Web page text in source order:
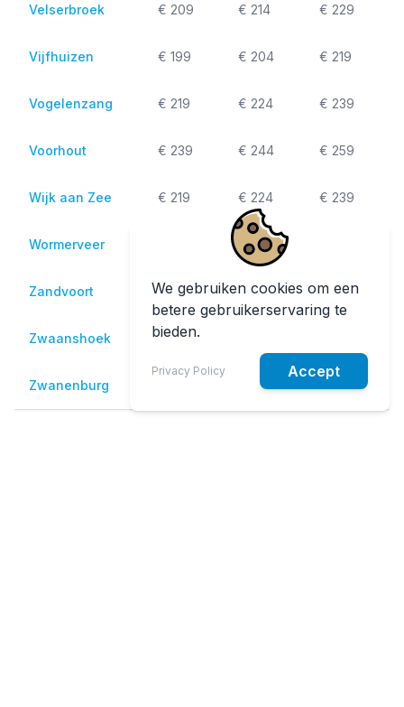
We gebruiken cookies om een
betere gebruikerservaring te
bieden.
Privacy Policy Accept
Velserbroek € 209 € 214 € 229
Vijfhuizen € 199 € 204 € 219
Vogelenzang € 219 € 224 € 239
Voorhout € 239 € 244 € 259
Wijk aan Zee € 219 € 224 € 239
Wormerveer € 244
Zandvoort € 219 € 224 € 239
Zwaanshoek € 209
Zwanenburg € 204